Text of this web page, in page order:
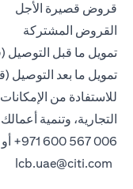
قروض قصيرة الأجل
القروض المشتركة
تمويل ما قبل
تمويل ما بعد التوصيل
للاستفادة من
التجارية، وتنمية
006 567 600 971+
lcb.uae@citi.com